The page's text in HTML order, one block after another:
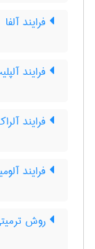
فرایند آلفا
فرایند
فرایند
فرایند
روش